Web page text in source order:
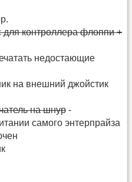
для контроллера флоппи +
недостающие
на внешний джойстик
на шнур -
самого энтерпрайза